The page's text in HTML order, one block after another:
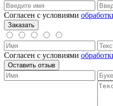
Согласен с условиями
Согласен с условиями